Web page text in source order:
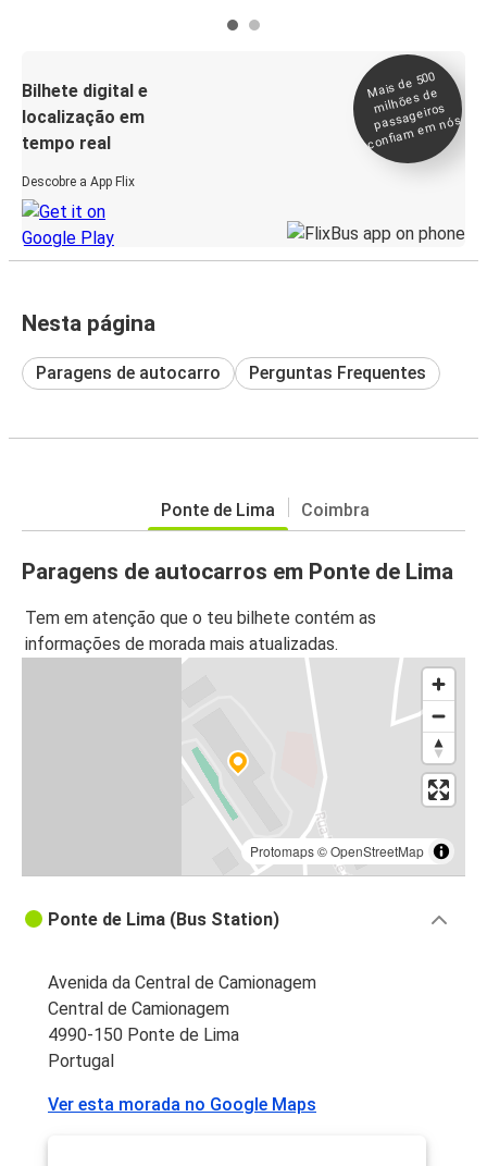
Bilhete digital e
localização em
tempo real
Descobre a App Flix
Mais de 500
milhões de
passageiros
confia
m e
m nós
Nesta página
Paragens de autocarro Perguntas Frequentes
Ponte de Lima Coimbra
Paragens de autocarros em Ponte de Lima
Tem em atenção que o teu bilhete contém as
informações de morada mais atualizadas.
Protomaps©OpenStreetMap
Ponte de Lima (Bus Station)
Avenida da Central de Camionagem
Central de Camionagem
4990-150 Ponte de Lima
Portugal
Ver esta morada no Google Maps